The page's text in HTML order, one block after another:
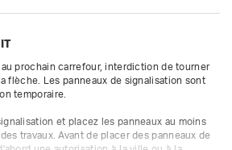
au prochain carrefour, interdiction de tourner
flèche. Les panneaux de signalisation sont
temporaire.
et placez les panneaux au moins
travaux. Avant de placer des panneaux de